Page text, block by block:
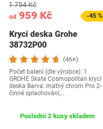
od 959 Kč
1 754 Kč
-45 %
Krycí deska Grohe
38732P00
(46×)
Počet balení (dle výrobce): 1
GROHE Skate Cosmopolitan krycí
deska Barva: matný chrom Pro 2-
činné splachování,…
Poslední 2 kusy skladem